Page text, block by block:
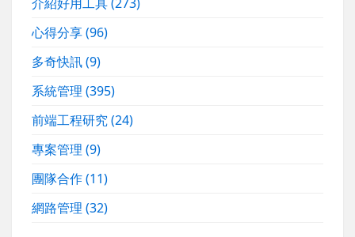
介紹好用工具(273)
心得分享(96)
多奇快訊(9)
系統管理(395)
前端工程研究(24)
專案管理(9)
團隊合作(11)
網路管理(32)